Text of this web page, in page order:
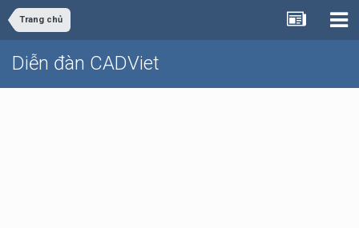
Trang chủ
Diễn đàn CADViet